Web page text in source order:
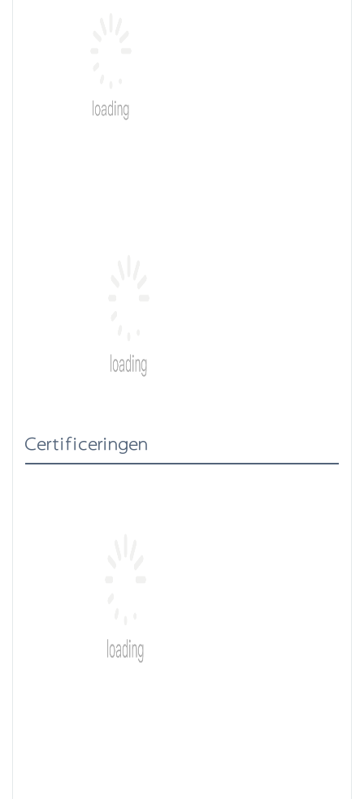
Certificeringen